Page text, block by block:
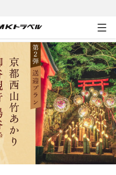
クシーツアー 【募集終了】京都